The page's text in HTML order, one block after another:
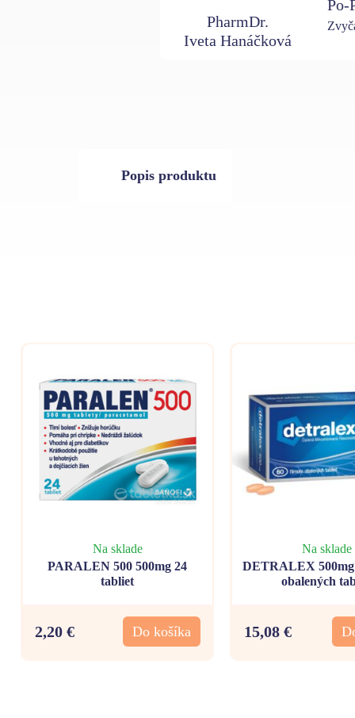
PharmDr.
Iveta Hanáčková
Po-
Popis produktu
Na sklade
PARALEN 500 500mg 24
tabliet
2,20 € Do košíka
Na sklade
DETRALEX
obalených
15,08 €